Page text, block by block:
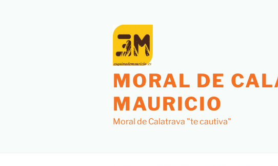
MORAL DE
MAURICIO
Moral de Calatrava "te cautiva"